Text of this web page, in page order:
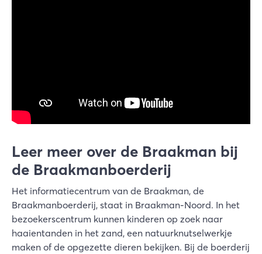
Leer meer over de Braakman bij
de Braakmanboerderij
Het informatiecentrum van de Braakman, de
Braakmanboerderij, staat in Braakman-Noord. In het
bezoekerscentrum kunnen kinderen op zoek naar
haaientanden in het zand, een natuurknutselwerkje
maken of de opgezette dieren bekijken. Bij de boerderij